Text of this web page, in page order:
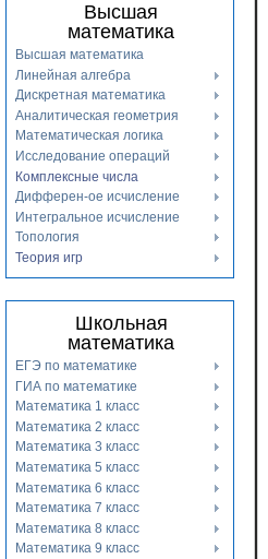
Высшая
математика
Высшая математика
Линейная алгебра
Дискретная математика
Аналитическая геометрия
Математическая логика
Исследование операций
Комплексные числа
Дифферен-ое исчисление
Интегральное исчисление
Топология
Теория игр
Школьная
математика
ЕГЭ по математике
ГИА по математике
Математика 1 класс
Математика 2 класс
Математика 3 класс
Математика 5 класс
Математика 6 класс
Математика 7 класс
Математика 8 класс
Математика 9 класс